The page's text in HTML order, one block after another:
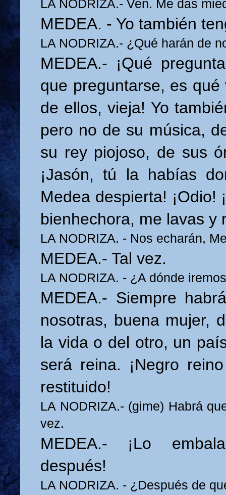
LA NODRIZA.- Ven. Me das
MEDEA. - Yo también
LA NODRIZA.- ¿Qué harán de
MEDEA.- ¡Qué
que preguntarse, es
de ellos, vieja! Yo
pero no de su música,
su rey piojoso, de sus
¡Jasón, tú la habías
Medea despierta! ¡Odio!
bienhechora, me lavas y
LA NODRIZA. - Nos echarán,
MEDEA.- Tal vez.
LA NODRIZA. - ¿A dónde
MEDEA.- Siempre
nosotras, buena mujer,
la vida o del otro, un
será reina. ¡Negro
restituido!
LA NODRIZA.- (gime) Habrá
vez.
MEDEA.- ¡Lo
después!
LA NODRIZA. - ¿Después de